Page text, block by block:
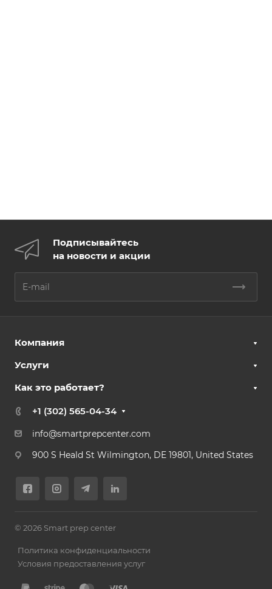
Подписывайтесь
на новости и акции
Компания
Услуги
Как это работает?
+1 (302) 565-04-34
info@smartprepcenter.com
900 S Heald St Wilmington, DE 19801, United States
© 2026 Smart prep center
Политика конфиденциальности
Условия предоставления услуг